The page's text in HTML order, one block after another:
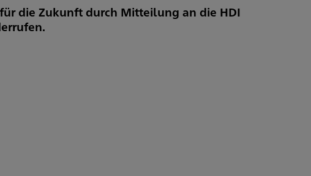
die Zukunft durch Mitteilung an die HDI